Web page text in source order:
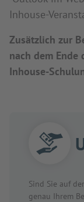
Inhouse-
Zusätzlich zur
nach dem Ende
Inhouse-
Sind Sie auf
genau Ihrem